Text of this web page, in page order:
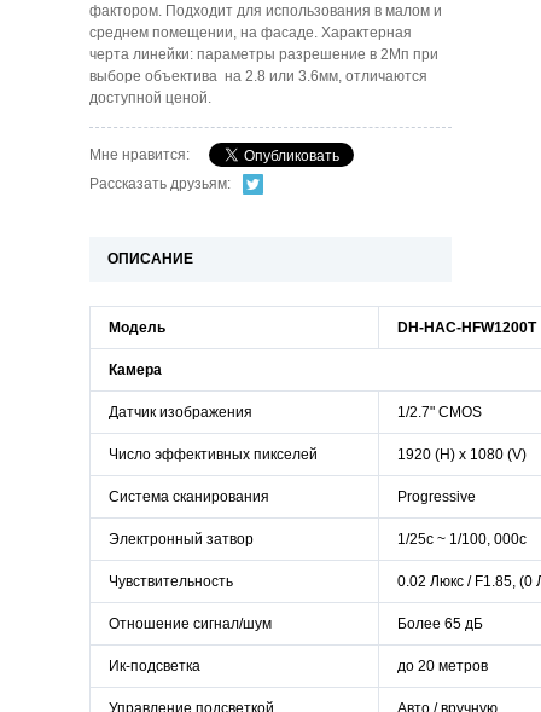
фактором. Подходит для использования в малом и
среднем помещении, на фасаде. Характерная
черта линейки: параметры разрешение в 2Мп при
выборе объектива на 2.8 или 3.6мм, отличаются
доступной ценой.
Мне нравится:
Рассказать друзьям:
ОПИСАНИЕ
Модель DH-HAC-HFW1200T
Камера
Датчик изображения 1/2.7" CMOS
Число эффективных пикселей 1920 (H) х 1080 (V)
Система сканирования Progressive
Электронный затвор 1/25с ~ 1/100, 000с
Чувствительность 0.02 Люкс / F1.85, (0
Отношение сигнал/шум Более 65 дБ
Ик-подсветка до 20 метров
Управление подсветкой Авто / вручную